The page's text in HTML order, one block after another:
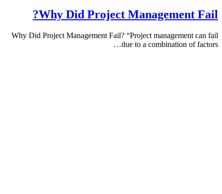
Why Did Project
Why Did Project Management Fail? “Project
due to a combination